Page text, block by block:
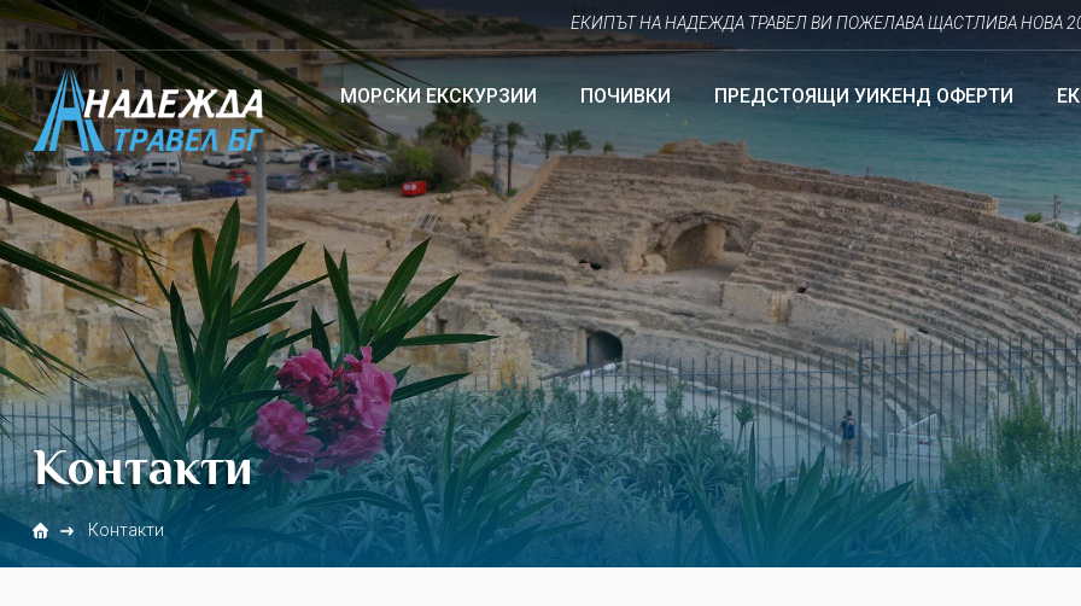
ЕКИПЪТ НА НАДЕЖДА ТРАВЕЛ ВИ ПОЖЕЛАВА ЩАСТЛИВА НОВА 2026
МОРСКИ ЕКСКУРЗИИ ПОЧИВКИ ПРЕДСТОЯЩИ УИКЕНД ОФЕРТИ
Контакти
Контакти